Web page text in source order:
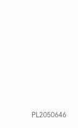
PL2050646